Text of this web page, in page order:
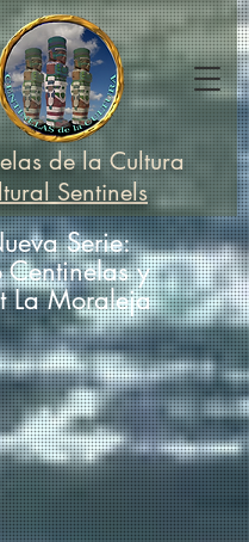
de la Cultura
Sentinels
Serie:
Centinelas y
La Moraleja